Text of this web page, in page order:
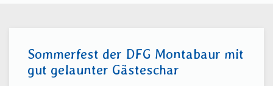
Sommerfest der DFG Montabaur mit
gut gelaunter Gästeschar